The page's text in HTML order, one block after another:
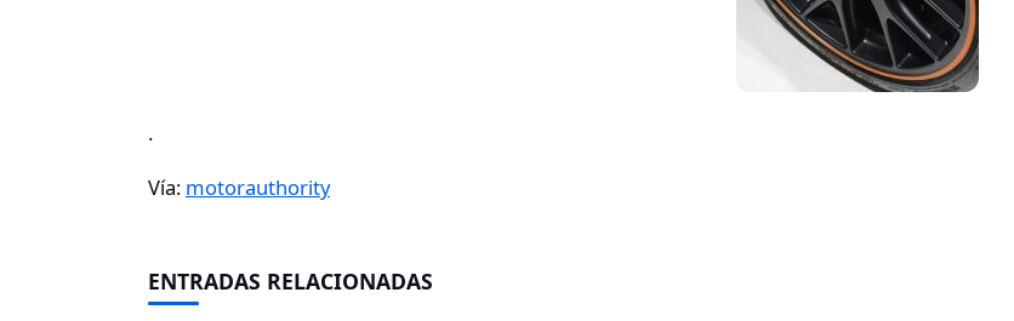
.
Vía: motorauthority
ENTRADAS RELACIONADAS